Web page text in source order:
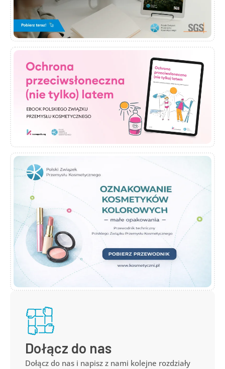
Dołącz do nas
Dołącz do nas i napisz z nami kolejne rozdziały